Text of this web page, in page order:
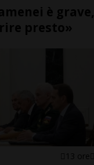
è grave,
presto»
13 ore